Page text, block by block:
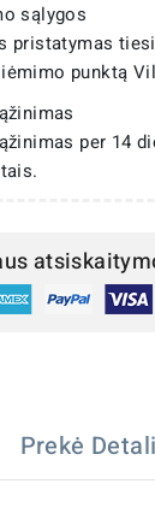
sąlygos
pristatymas
punktą
per 14
Prekė